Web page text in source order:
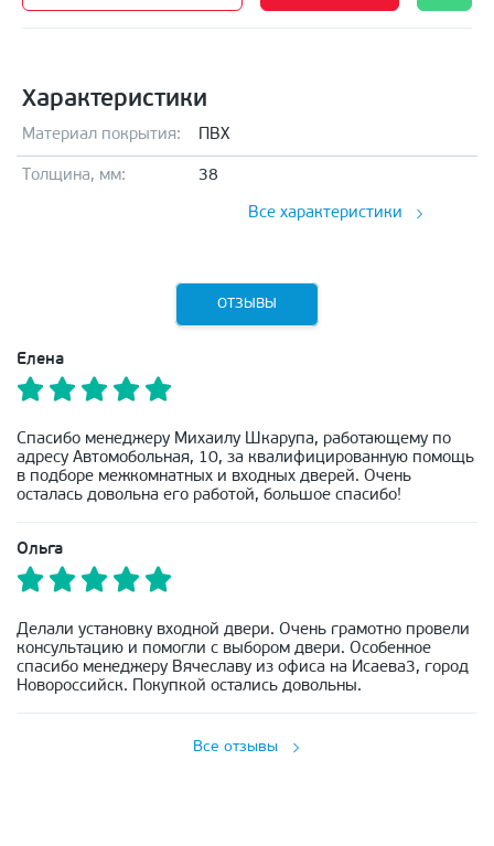
Характеристики
Материал покрытия: ПВХ
Толщина, мм: 38
Все характеристики
ОТЗЫВЫ
Елена
Спасибо менеджеру Михаилу Шкарупа, работающему по
адресу Автомобольная, 10, за квалифицированную помощь
в подборе межкомнатных и входных дверей. Очень
осталась довольна его работой, большое спасибо!
Ольга
Делали установку входной двери. Очень грамотно провели
консультацию и помогли с выбором двери. Особенное
спасибо менеджеру Вячеславу из офиса на Исаева3, город
Новороссийск. Покупкой остались довольны.
Все отзывы